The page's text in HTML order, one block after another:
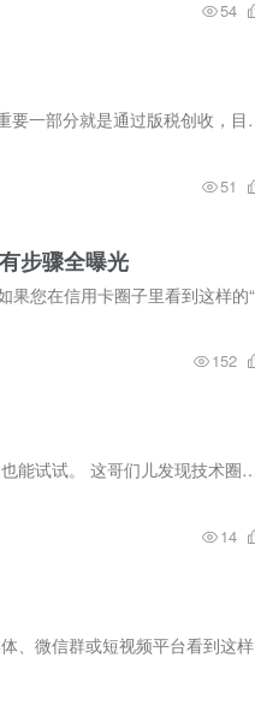
54
目前整体来看AI生成音乐赚钱的链路是通的，但是
51
步骤全曝光​
152
嘿， 跟你分享个最近听到的特有意思的事儿，是一个写代码的哥们儿搞副业的故事，感觉咱们也能试试。 这哥们儿
14